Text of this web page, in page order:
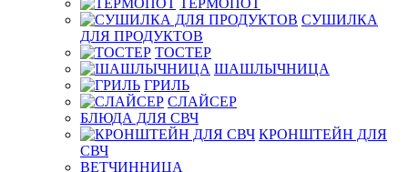
ТЕРМОПОТ
СУШИЛКА
ДЛЯ ПРОДУКТОВ
ТОСТЕР
ШАШЛЫЧНИЦА
ГРИЛЬ
СЛАЙСЕР
БЛЮДА ДЛЯ СВЧ
КРОНШТЕЙН ДЛЯ
СВЧ
ВЕТЧИННИЦА